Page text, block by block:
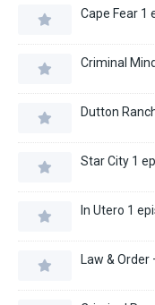
Cape Fear 1
Criminal
Dutton
Star City 1
In Utero 1
Law & Order